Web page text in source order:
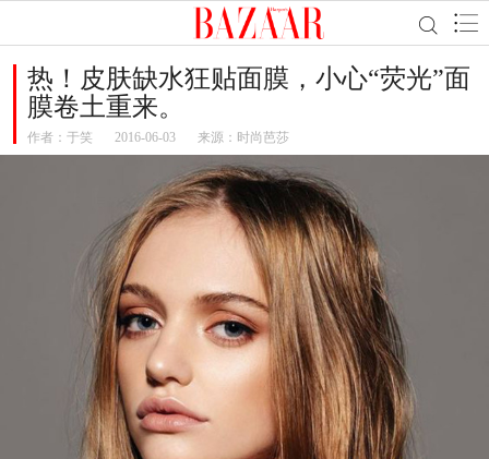
热！皮肤缺水狂贴面膜，小心“荧光”面
膜卷土重来。
作者： 于笑 2016-06-03 来源：时尚芭莎